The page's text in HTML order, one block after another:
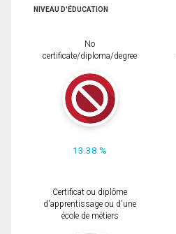
NIVEAU D'ÉDUCATION
No
certificate/diploma/degree
13.38 %
Certificat ou diplôme
d'apprentissage ou d'une
école de métiers